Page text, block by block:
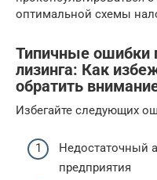
оптимальной схемы
Типичные ошибки
лизинга: Как
обратить
Избегайте следующих
Недостаточный
предприятия